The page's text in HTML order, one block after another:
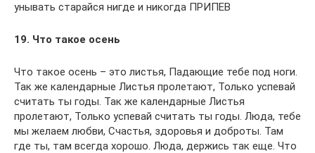
унывать старайся нигде и никогда ПРИПЕВ
19. Что такое осень
Что такое осень – это листья, Падающие тебе под ноги.
Так же календарные Листья пролетают, Только успевай
считать ты годы. Так же календарные Листья
пролетают, Только успевай считать ты годы. Люда, тебе
мы жeлаем любви, Счастья, здоровья и доброты. Там
где ты, там всегда хорошо. Люда, держись так еще. Что